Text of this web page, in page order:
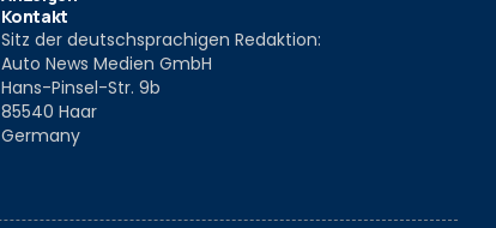
Kontakt
Sitz der deutschsprachigen Redaktion:
Auto News Medien GmbH
Hans-Pinsel-Str. 9b
85540 Haar
Germany